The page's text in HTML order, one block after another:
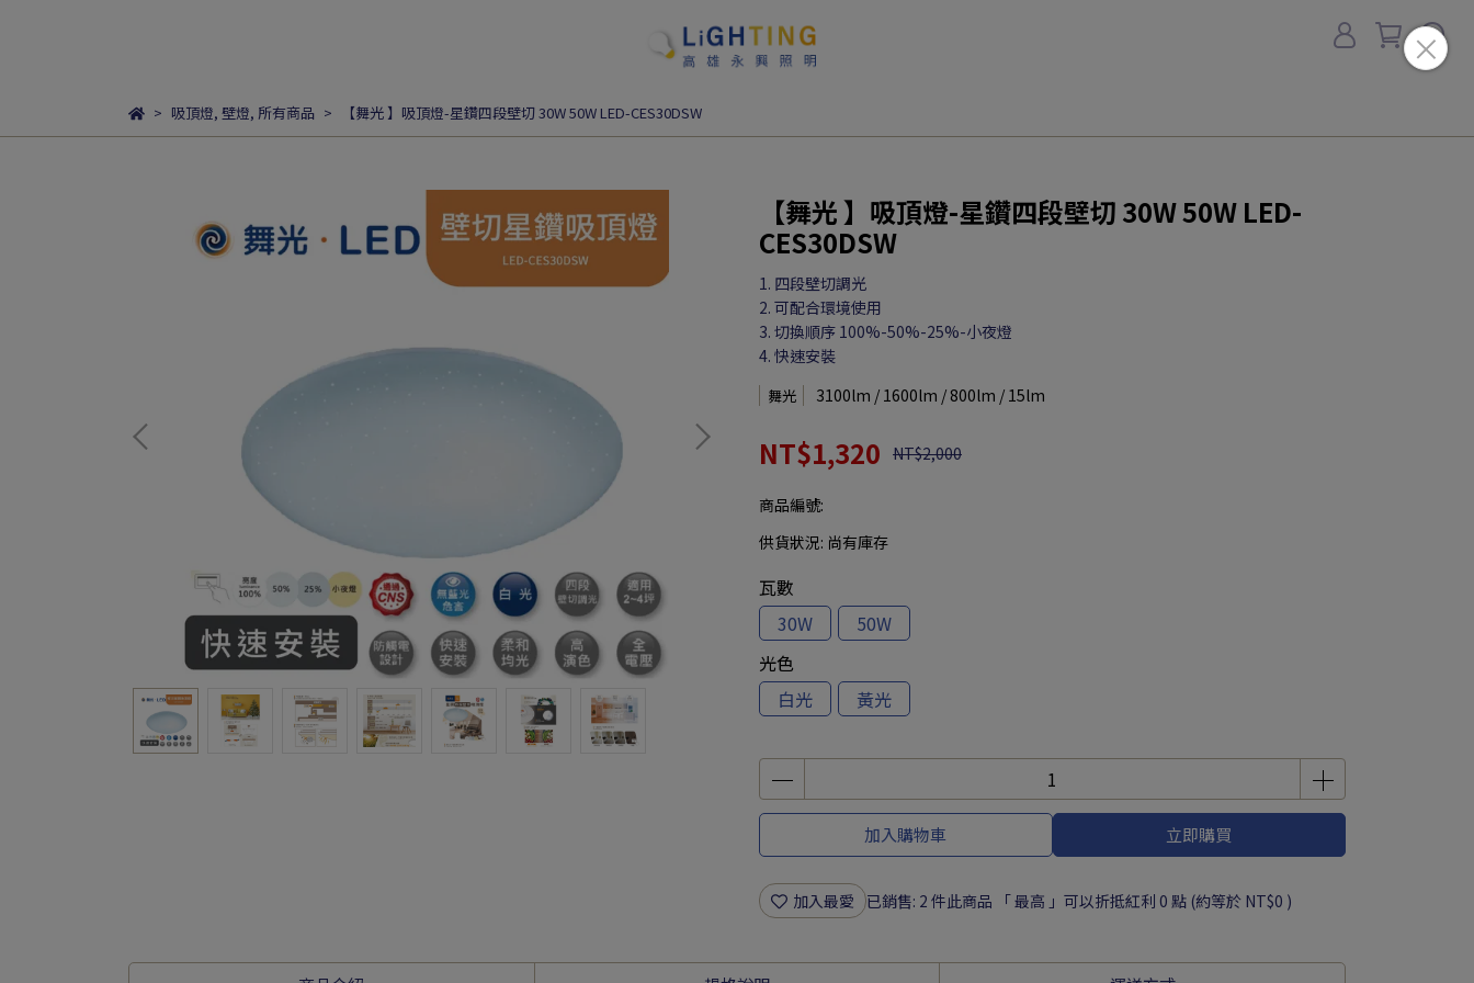
吸頂燈, 壁燈, 所有商品 【舞光 】吸頂燈-星鑽四段壁切 30W 50W LED-CES30DSW
【舞光 】吸頂燈-星鑽四段壁切 30W 50W LED-
CES30DSW
1. 四段壁切調光
2. 可配合環境使用
3. 切換順序 100%-50%-25%-小夜燈
4. 快速安裝
舞光 3100lm / 1600lm / 800lm / 15lm
NT$1,320 NT$2,000
商品編號:
供貨狀況: 尚有庫存
瓦數
30W
50W
光色
白光
黃光
加入購物車 立即購買
加入最愛 已銷售: 2 件此商品 「 最高 」可以折抵紅利 0 點 (約等於 NT$0 )